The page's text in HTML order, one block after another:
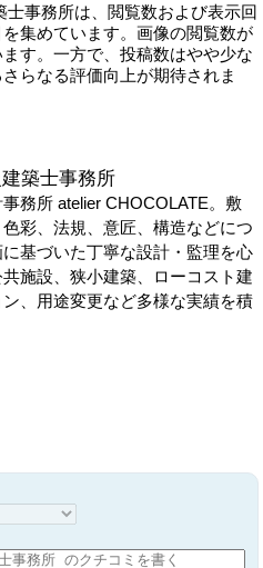
事務所は、閲覧数および表示回
集めています。画像の閲覧数が
す。一方で、投稿数はやや少な
らなる評価向上が期待されま
築士事務所
務所 atelier CHOCOLATE。敷
彩、法規、意匠、構造などにつ
基づいた丁寧な設計・監理を心
施設、狭小建築、ローコスト建
、用途変更など多様な実績を積